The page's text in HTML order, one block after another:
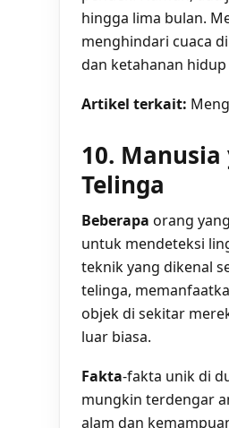
hingga lima bulan.
menghindari cuaca
dan ketahanan
Artikel terkait:
10.
Telinga
Beberapa orang
untuk mendeteksi
teknik yang dikenal
telinga,
objek di sekitar
luar biasa.
Fakta-fakta unik di
mungkin terdengar
alam dan